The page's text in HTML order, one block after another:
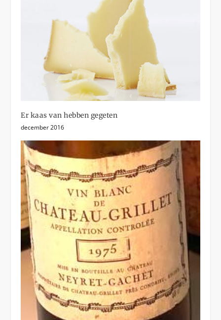
Er kaas van hebben gegeten
december 2016